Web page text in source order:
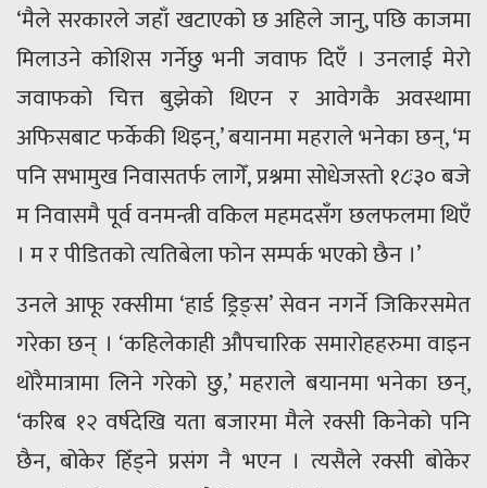
‘मैले सरकारले जहाँ खटाएको छ अहिले जानु, पछि काजमा
मिलाउने कोशिस गर्नेछु भनी जवाफ दिएँ । उनलाई मेरो
जवाफको चित्त बुझेको थिएन र आवेगकै अवस्थामा
अफिसबाट फर्केकी थिइन्,’ बयानमा महराले भनेका छन्, ‘म
पनि सभामुख निवासतर्फ लागेँ, प्रश्नमा सोधेजस्तो १८ः३० बजे
म निवासमै पूर्व वनमन्त्री वकिल महमदसँग छलफलमा थिएँ
। म र पीडितको त्यतिबेला फोन सम्पर्क भएको छैन ।’
उनले आफू रक्सीमा ‘हार्ड ड्रिङ्स’ सेवन नगर्ने जिकिरसमेत
गरेका छन् । ‘कहिलेकाही औपचारिक समारोहहरुमा वाइन
थोरैमात्रामा लिने गरेको छु,’ महराले बयानमा भनेका छन्,
‘करिब १२ वर्षदेखि यता बजारमा मैले रक्सी किनेको पनि
छैन, बोकेर हिँड्ने प्रसंग नै भएन । त्यसैले रक्सी बोकेर